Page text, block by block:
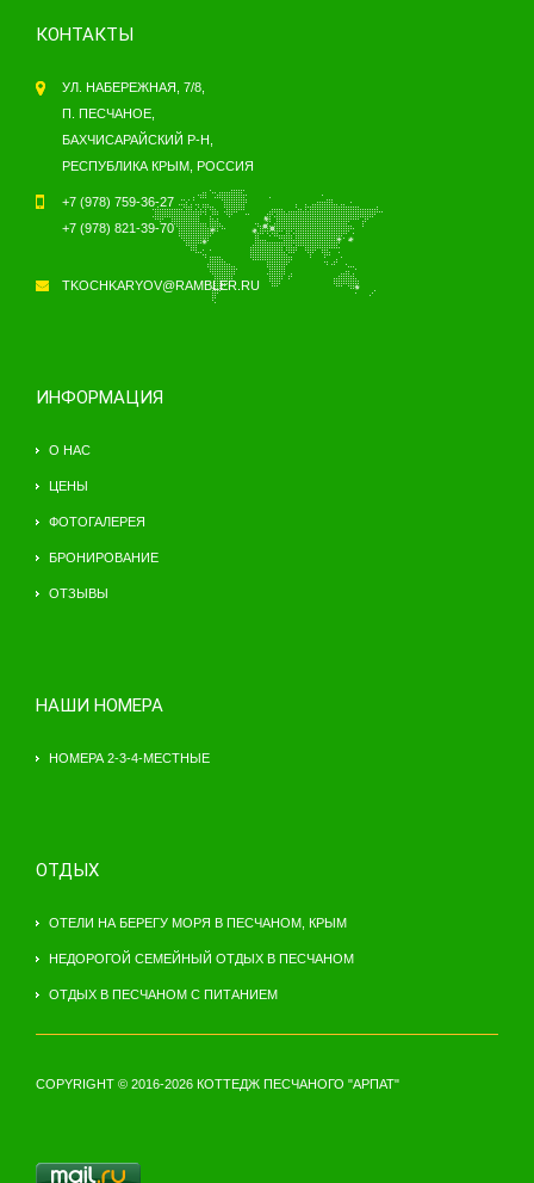
КОНТАКТЫ
УЛ. НАБЕРЕЖНАЯ, 7/8,
П. ПЕСЧАНОЕ,
БАХЧИСАРАЙСКИЙ Р-Н,
РЕСПУБЛИКА КРЫМ, РОССИЯ
+7 (978) 759-36-27
+7 (978) 821-39-70
TKOCHKARYOV@RAMBLER.RU
ИНФОРМАЦИЯ
О НАС
ЦЕНЫ
ФОТОГАЛЕРЕЯ
БРОНИРОВАНИЕ
ОТЗЫВЫ
НАШИ НОМЕРА
НОМЕРА 2-3-4-МЕСТНЫЕ
ОТДЫХ
ОТЕЛИ НА БЕРЕГУ МОРЯ В ПЕСЧАНОМ, КРЫМ
НЕДОРОГОЙ СЕМЕЙНЫЙ ОТДЫХ В ПЕСЧАНОМ
ОТДЫХ В ПЕСЧАНОМ С ПИТАНИЕМ
COPYRIGHT © 2016-2026 КОТТЕДЖ ПЕСЧАНОГО "АРПАТ"